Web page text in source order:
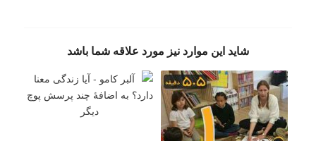
شاید این موارد نیز مورد علاقه شما باشد